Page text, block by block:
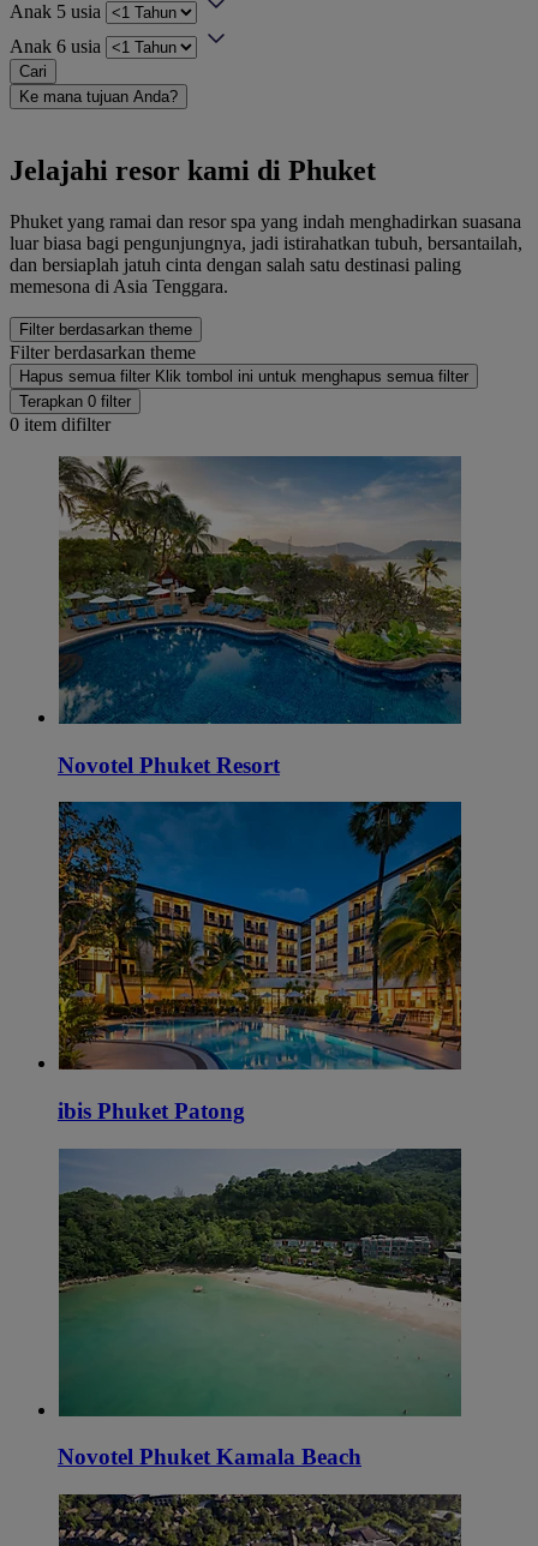
Anak 5 usia
Anak 6 usia
Cari
Ke mana tujuan Anda?
Jelajahi resor kami di Phuket
Phuket yang ramai dan resor spa yang indah menghadirkan suasana
luar biasa bagi pengunjungnya, jadi istirahatkan tubuh, bersantailah,
dan bersiaplah jatuh cinta dengan salah satu destinasi paling
memesona di Asia Tenggara.
Filter berdasarkan theme
Filter berdasarkan theme
Hapus semua filter Klik tombol ini untuk menghapus semua filter
Terapkan 0 filter
0 item difilter
Novotel Phuket Resort
ibis Phuket Patong
Novotel Phuket Kamala Beach